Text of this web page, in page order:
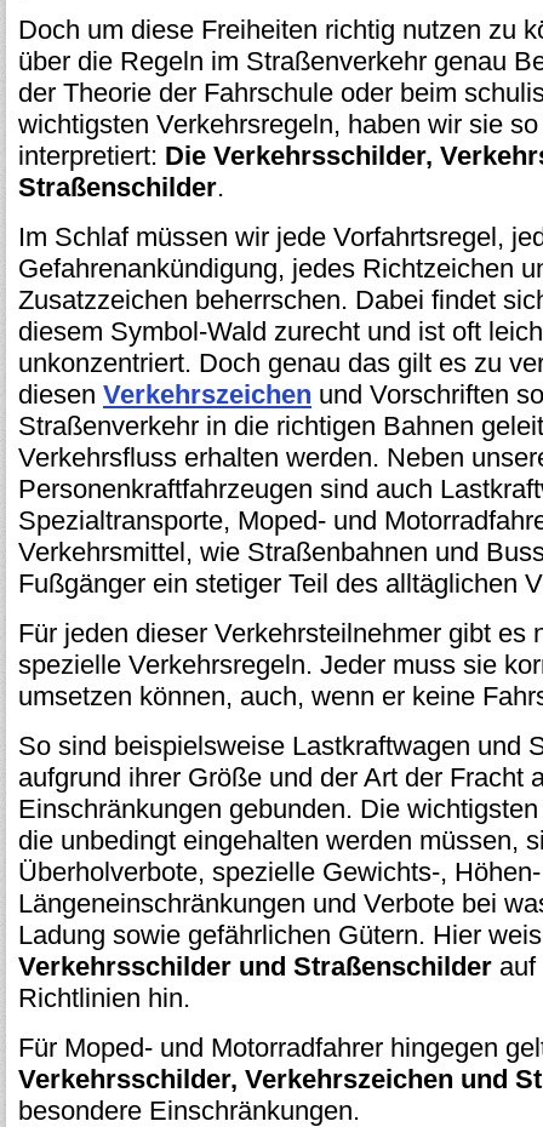
Doch um diese Freiheiten richtig nutzen zu
über die Regeln im Straßenverkehr genau
der Theorie der Fahrschule oder beim
wichtigsten Verkehrsregeln, haben wir sie
interpretiert: Die Verkehrsschilder,
Straßenschilder.
Im Schlaf müssen wir jede Vorfahrtsregel,
Gefahrenankündigung, jedes Richtzeichen
Zusatzzeichen beherrschen. Dabei findet
diesem Symbol-Wald zurecht und ist oft
unkonzentriert. Doch genau das gilt es zu
diesen Verkehrszeichen und Vorschriften
Straßenverkehr in die richtigen Bahnen
Verkehrsfluss erhalten werden. Neben
Personenkraftfahrzeugen sind auch
Spezialtransporte, Moped- und
Verkehrsmittel, wie Straßenbahnen und
Fußgänger ein stetiger Teil des alltäglichen
Für jeden dieser Verkehrsteilnehmer gibt es
spezielle Verkehrsregeln. Jeder muss sie
umsetzen können, auch, wenn er keine
So sind beispielsweise Lastkraftwagen und
aufgrund ihrer Größe und der Art der Fracht
Einschränkungen gebunden. Die
die unbedingt eingehalten werden müssen,
Überholverbote, spezielle Gewichts-,
Längeneinschränkungen und Verbote bei
Ladung sowie gefährlichen Gütern. Hier
Verkehrsschilder und Straßenschilder auf
Richtlinien hin.
Für Moped- und Motorradfahrer hingegen
Verkehrsschilder, Verkehrszeichen und
besondere Einschränkungen.